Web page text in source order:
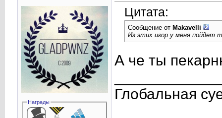
Награды
Цитата:
Сообщение от Makavelli
Из этих игор у меня пойдет
А че ты
Глобальная